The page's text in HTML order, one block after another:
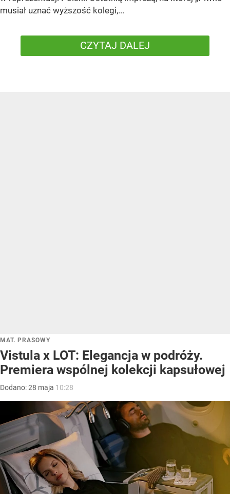
musiał uznać wyższość kolegi,...
CZYTAJ DALEJ
MAT. PRASOWY
Vistula x LOT: Elegancja w podróży.
Premiera wspólnej kolekcji kapsułowej
Dodano:28 maja 10:28